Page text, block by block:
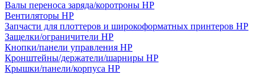
Валы переноса заряда/коротроны HP
Вентиляторы HP
Запчасти для плоттеров и широкоформатных принтеров HP
Защелки/ограничители HP
Кнопки/панели управления HP
Кронштейны/держатели/шарниры HP
Крышки/панели/корпуса HP